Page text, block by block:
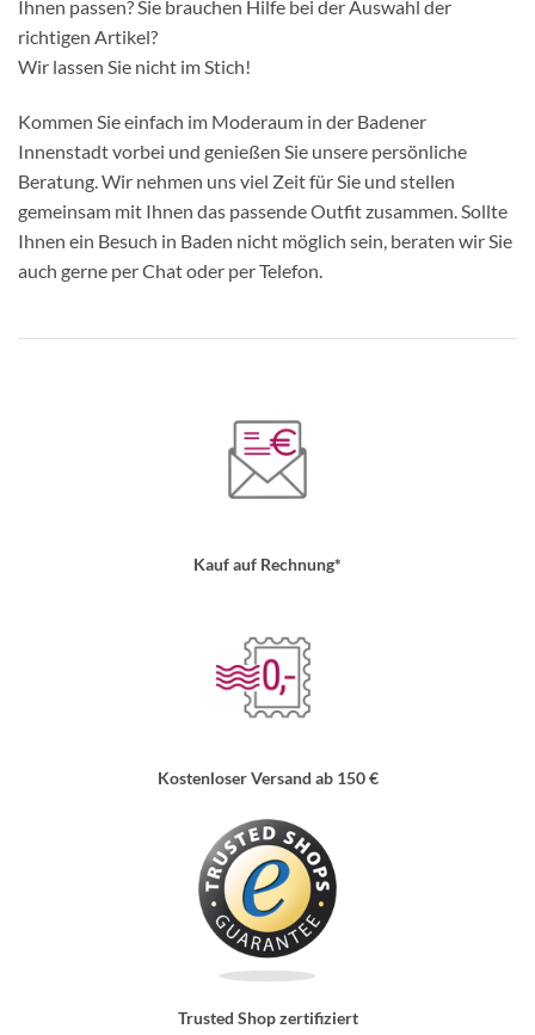
Ihnen passen? Sie brauchen Hilfe bei der Auswahl der
richtigen Artikel?
Wir lassen Sie nicht im Stich!
Kommen Sie einfach im Moderaum in der Badener
Innenstadt vorbei und genießen Sie unsere persönliche
Beratung. Wir nehmen uns viel Zeit für Sie und stellen
gemeinsam mit Ihnen das passende Outfit zusammen. Sollte
Ihnen ein Besuch in Baden nicht möglich sein, beraten wir Sie
auch gerne per Chat oder per Telefon.
Kauf auf Rechnung*
Kostenloser Versand ab 150 €
Trusted Shop zertifiziert